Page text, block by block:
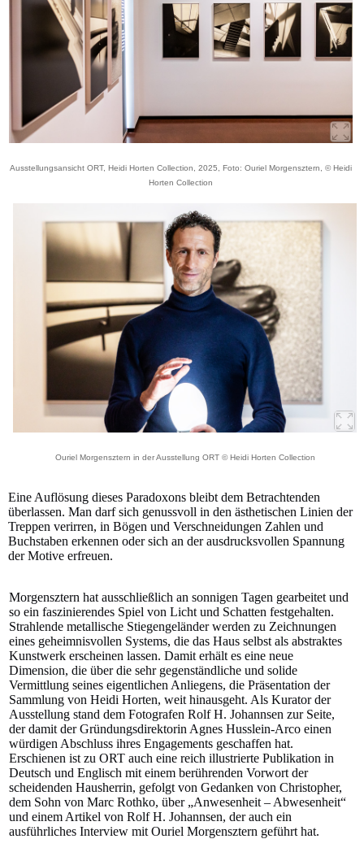
Ausstellungsansicht ORT, Heidi Horten Collection, 2025, Foto: Ouriel Morgensztern, © Heidi
Horten Collection
Ouriel Morgensztern in der Ausstellung ORT © Heidi Horten Collection
Eine Auflösung dieses Paradoxons bleibt dem Betrachtenden
überlassen. Man darf sich genussvoll in den ästhetischen Linien der
Treppen verirren, in Bögen und Verschneidungen Zahlen und
Buchstaben erkennen oder sich an der ausdrucksvollen Spannung
der Motive erfreuen.
Morgensztern hat ausschließlich an sonnigen Tagen gearbeitet und
so ein faszinierendes Spiel von Licht und Schatten festgehalten.
Strahlende metallische Stiegengeländer werden zu Zeichnungen
eines geheimnisvollen Systems, die das Haus selbst als abstraktes
Kunstwerk erscheinen lassen. Damit erhält es eine neue
Dimension, die über die sehr gegenständliche und solide
Vermittlung seines eigentlichen Anliegens, die Präsentation der
Sammlung von Heidi Horten, weit hinausgeht. Als Kurator der
Ausstellung stand dem Fotografen Rolf H. Johannsen zur Seite,
der damit der Gründungsdirektorin Agnes Husslein-Arco einen
würdigen Abschluss ihres Engagements geschaffen hat.
Erschienen ist zu ORT auch eine reich illustrierte Publikation in
Deutsch und Englisch mit einem berührenden Vorwort der
scheidenden Hausherrin, gefolgt von Gedanken von Christopher,
dem Sohn von Marc Rothko, über „Anwesenheit – Abwesenheit“
und einem Artikel von Rolf H. Johannsen, der auch ein
ausführliches Interview mit Ouriel Morgensztern geführt hat.